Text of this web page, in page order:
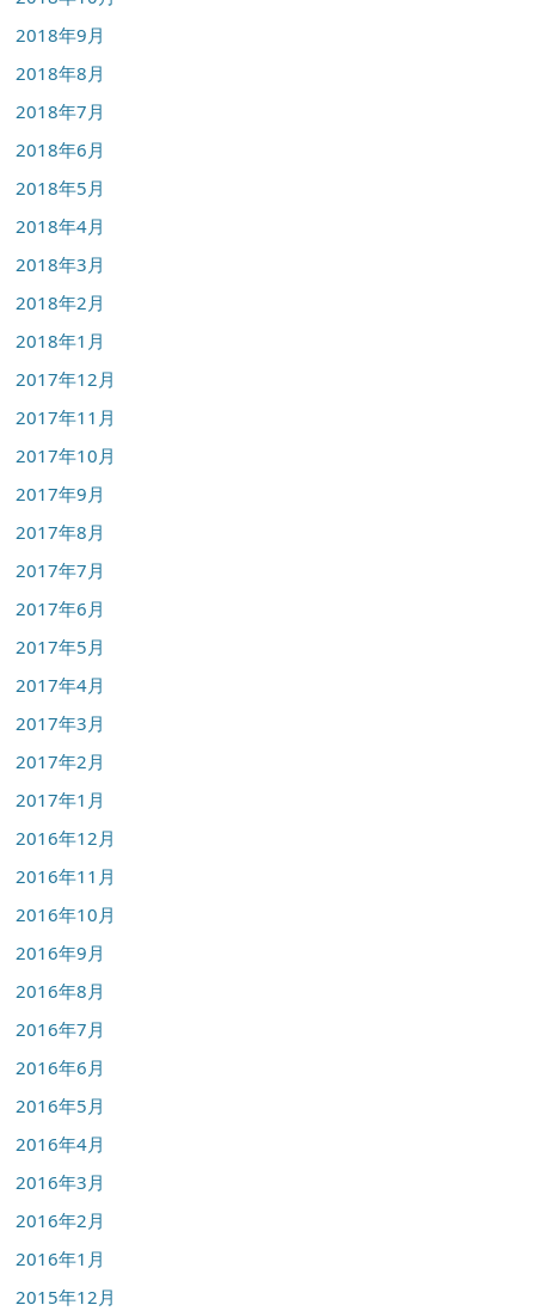
2018年9月
2018年8月
2018年7月
2018年6月
2018年5月
2018年4月
2018年3月
2018年2月
2018年1月
2017年12月
2017年11月
2017年10月
2017年9月
2017年8月
2017年7月
2017年6月
2017年5月
2017年4月
2017年3月
2017年2月
2017年1月
2016年12月
2016年11月
2016年10月
2016年9月
2016年8月
2016年7月
2016年6月
2016年5月
2016年4月
2016年3月
2016年2月
2016年1月
2015年12月